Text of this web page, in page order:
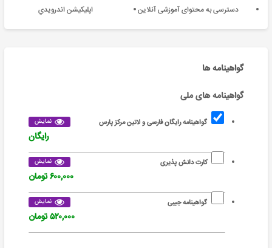
دسترسی به محتوای آموزشی آنلاین اپليکيشن اندرويدي
گواهینامه ها
گواهینامه های ملی
گواهینامه رایگان فارسی و لاتین مرکز پارس نمایش
رایگان
کارت دانش پذیری نمایش
۶۰۰,۰۰۰ تومان
گواهینامه جیبی نمایش
۵۲۰,۰۰۰ تومان